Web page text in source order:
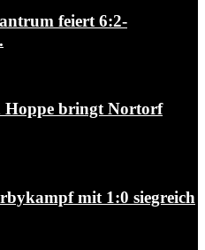
feiert 6:2-
Hoppe bringt Nortorf
mit 1:0 siegreich